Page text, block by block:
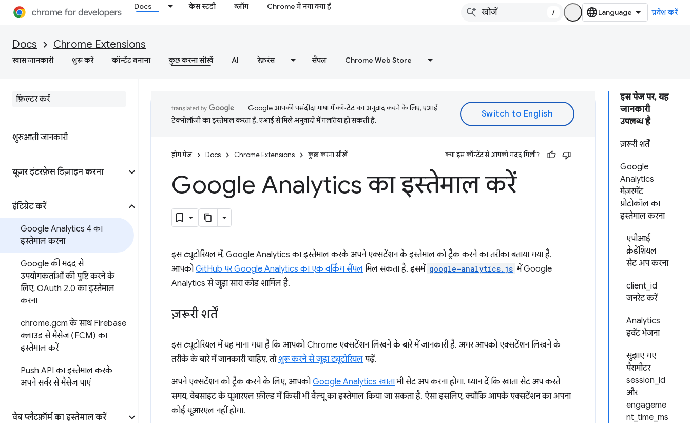
Docs केस स्टडी ब्लॉग Chrome में नया क्या है
/ प्रवेश करें
Docs Chrome Extensions
खास जानकारी शुरू करें कॉन्टेंट बनाना कुछ करना सीखें AI रेफ़रंस सैंपल Chrome Web Store
शुरुआती जानकारी
यूज़र इंटरफ़ेस डिज़ाइन करना
इंटिग्रेट करें
Google Analytics 4 का
इस्तेमाल करना
Google की मदद से
उपयोगकर्ताओं की पुष्टि करने के
लिए, OAuth 2.0 का इस्तेमाल
करना
chrome.gcm के साथ Firebase
क्लाउड से मैसेज (FCM) का
इस्तेमाल करें
Push API का इस्तेमाल करके
अपने सर्वर से मैसेज पाएं
वेब प्लैटफ़ॉर्म का इस्तेमाल करें
इस पेज पर, यह
जानकारी
उपलब्ध है
ज़रूरी शर्तें
Google
Analytics
मेज़रमेंट
प्रोटोकॉल का
इस्तेमाल करना
एपीआई
क्रेडेंशियल
सेट अप करना
client_id
जनरेट करें
Analytics
इवेंट भेजना
सुझाए गए
पैरामीटर
session_id
और
engageme
nt_time_ms
Google आपकी पसंदीदा भाषा में कॉन्टेंट का अनुवाद करने के लिए, एआई
टेक्नोलॉजी का इस्तेमाल करता है. एआई से मिले अनुवादों में गलतियां हो सकती हैं.
होम पेज Docs Chrome Extensions कुछ करना सीखें क्या इस कॉन्टेंट से आपको मदद मिली?
Google Analytics का इस्तेमाल करें
इस ट्यूटोरियल में, Google Analytics का इस्तेमाल करके अपने एक्सटेंशन के इस्तेमाल को ट्रैक करने का तरीका बताया गया है.
आपकोGitHub पर Google Analytics का एक वर्किंग सैंपल मिल सकता है. इसमें google-analytics.js में Google
Analytics से जुड़ा सारा कोड शामिल है.
ज़रूरी शर्तें
इस ट्यूटोरियल में यह माना गया है कि आपको Chrome एक्सटेंशन लिखने के बारे में जानकारी है. अगर आपको एक्सटेंशन लिखने के
तरीके के बारे में जानकारी चाहिए, तोशुरू करने से जुड़ा ट्यूटोरियल पढ़ें.
अपने एक्सटेंशन को ट्रैक करने के लिए, आपकोGoogle Analytics खाताभी सेट अप करना होगा. ध्यान दें कि खाता सेट अप करते
समय, वेबसाइट के यूआरएल फ़ील्ड में किसी भी वैल्यू का इस्तेमाल किया जा सकता है. ऐसा इसलिए, क्योंकि आपके एक्सटेंशन का अपना
कोई यूआरएल नहीं होगा.